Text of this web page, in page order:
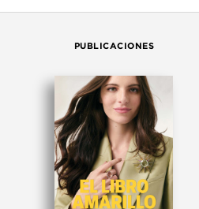
PUBLICACIONES